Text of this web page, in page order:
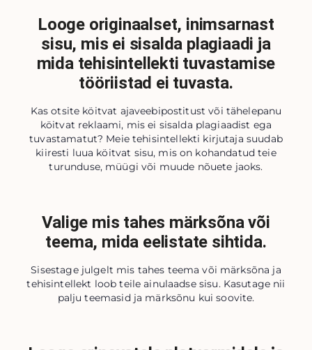
Looge originaalset, inimsarnast
sisu, mis ei sisalda plagiaadi ja
mida tehisintellekti tuvastamise
tööriistad ei tuvasta.
Kas otsite köitvat ajaveebipostitust või tähelepanu
köitvat reklaami, mis ei sisalda plagiaadist ega
tuvastamatut? Meie tehisintellekti kirjutaja suudab
kiiresti luua köitvat sisu, mis on kohandatud teie
turunduse, müügi või muude nõuete jaoks.
Valige mis tahes märksõna või
teema, mida eelistate sihtida.
Sisestage julgelt mis tahes teema või märksõna ja
tehisintellekt loob teile ainulaadse sisu. Kasutage nii
palju teemasid ja märksõnu kui soovite.